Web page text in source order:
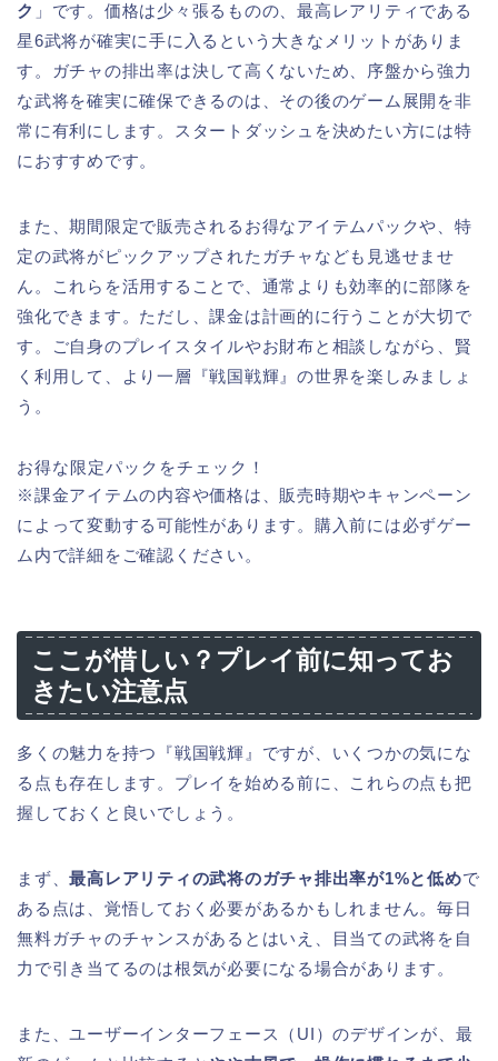
ク 」です。価格は少々張るものの、最高レアリティである
星6武将が確実に手に入るという大きなメリットがありま
す。ガチャの排出率は決して高くないため、序盤から強力
な武将を確実に確保できるのは、その後のゲーム展開を非
常に有利にします。スタートダッシュを決めたい方には特
におすすめです。
また、期間限定で販売されるお得なアイテムパックや、特
定の武将がピックアップされたガチャなども見逃せませ
ん。これらを活用することで、通常よりも効率的に部隊を
強化できます。ただし、課金は計画的に行うことが大切で
す。ご自身のプレイスタイルやお財布と相談しながら、賢
く利用して、より一層『戦国戦輝』の世界を楽しみましょ
う。
お得な限定パックをチェック！
※課金アイテムの内容や価格は、販売時期やキャンペーン
によって変動する可能性があります。購入前には必ずゲー
ム内で詳細をご確認ください。
ここが惜しい？プレイ前に知ってお
きたい注意点
多くの魅力を持つ『戦国戦輝』ですが、いくつかの気にな
る点も存在します。プレイを始める前に、これらの点も把
握しておくと良いでしょう。
まず、最高レアリティの武将のガチャ排出率が1%と低めで
ある点は、覚悟しておく必要があるかもしれません。毎日
無料ガチャのチャンスがあるとはいえ、目当ての武将を自
力で引き当てるのは根気が必要になる場合があります。
また、ユーザーインターフェース（UI）のデザインが、最